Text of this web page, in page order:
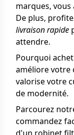
marques,
De plus,
livraison rapide
attendre.
Pourquoi
améliore votre
valorise votre
de modernité.
Parcourez
commandez